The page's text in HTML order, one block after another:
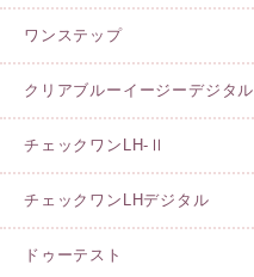
ワンステップ
クリアブルーイージーデジタル
チェックワンLH-Ⅱ
チェックワンLHデジタル
ドゥーテスト